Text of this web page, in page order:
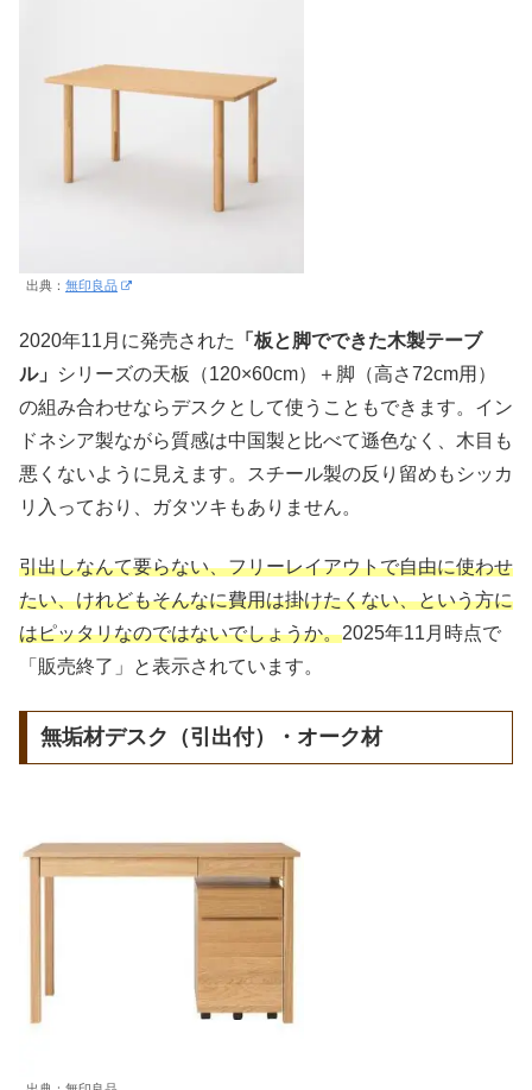
出典： 無印良品
2020年11月に発売された
「板と脚でできた木製テーブ
ル」
シリーズの天板（120×60cm）＋脚（高さ72cm用）
の組み合わせならデスクとして使うこともできます。イン
ドネシア製ながら質感は中国製と比べて遜色なく、木目も
悪くないように見えます。スチール製の反り留めもシッカ
リ入っており、ガタツキもありません。
引出しなんて要らない、フリーレイアウトで自由に使わせ
たい、けれどもそんなに費用は掛けたくない、という方に
はピッタリなのではないでしょうか。2025年11月時点で
「販売終了」と表示されています。
無垢材デスク（引出付）・オーク材